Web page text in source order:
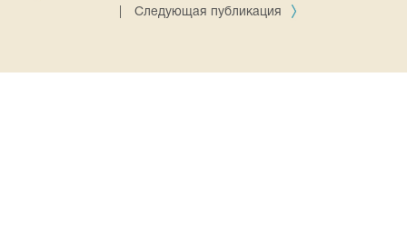
Следующая публикация